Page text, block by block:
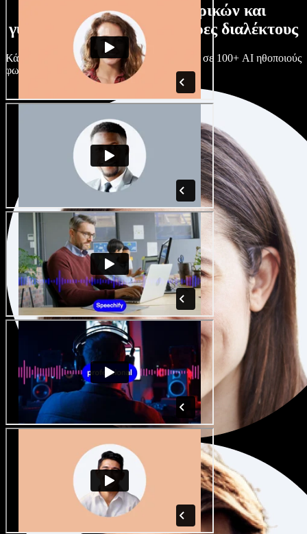
Τεράστια συλλογή ανδρικών και
γυναικείων φωνών με άπειρες διαλέκτους
Κάθε έργο είναι μοναδικό. Διάλεξε ανάμεσα σε 100+ AI ηθοποιούς
φωνής & διαλέκτους και κάν’ τους όπως θες.